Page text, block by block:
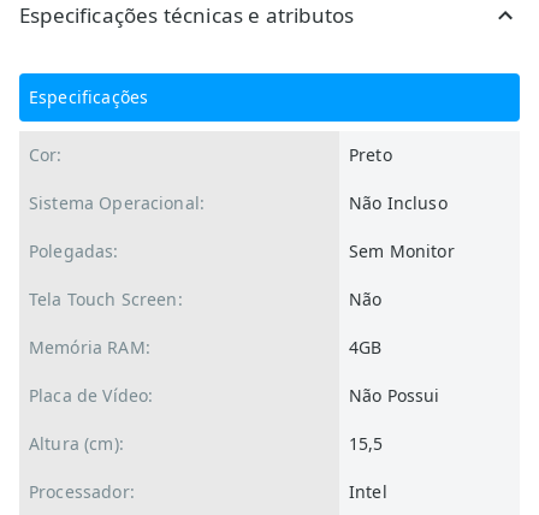
Especificações técnicas e atributos
Especificações
Cor: Preto
Sistema Operacional: Não Incluso
Polegadas: Sem Monitor
Tela Touch Screen: Não
Memória RAM: 4GB
Placa de Vídeo: Não Possui
Altura (cm): 15,5
Processador: Intel